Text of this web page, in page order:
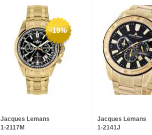
-19%
Jacques Lemans
1-2117M
Jacques Lemans
1-2141J